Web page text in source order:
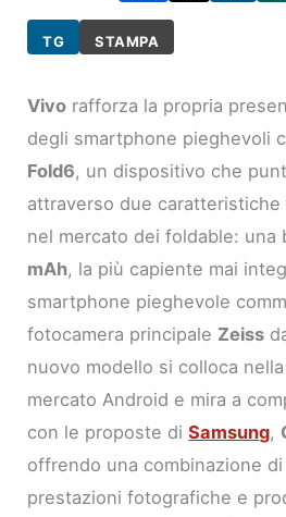
TG STAMPA
Vivo rafforza la propria
degli smartphone pieghevoli
Fold6, un dispositivo che
attraverso due
nel mercato dei foldable:
mAh, la più capiente mai
smartphone pieghevole
fotocamera principale Zeiss
nuovo modello si colloca
mercato Android e mira a
con le proposte diSamsung,
offrendo una combinazione
prestazioni fotografiche e